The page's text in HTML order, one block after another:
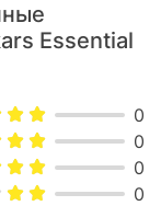
Essential
0
0
0
0